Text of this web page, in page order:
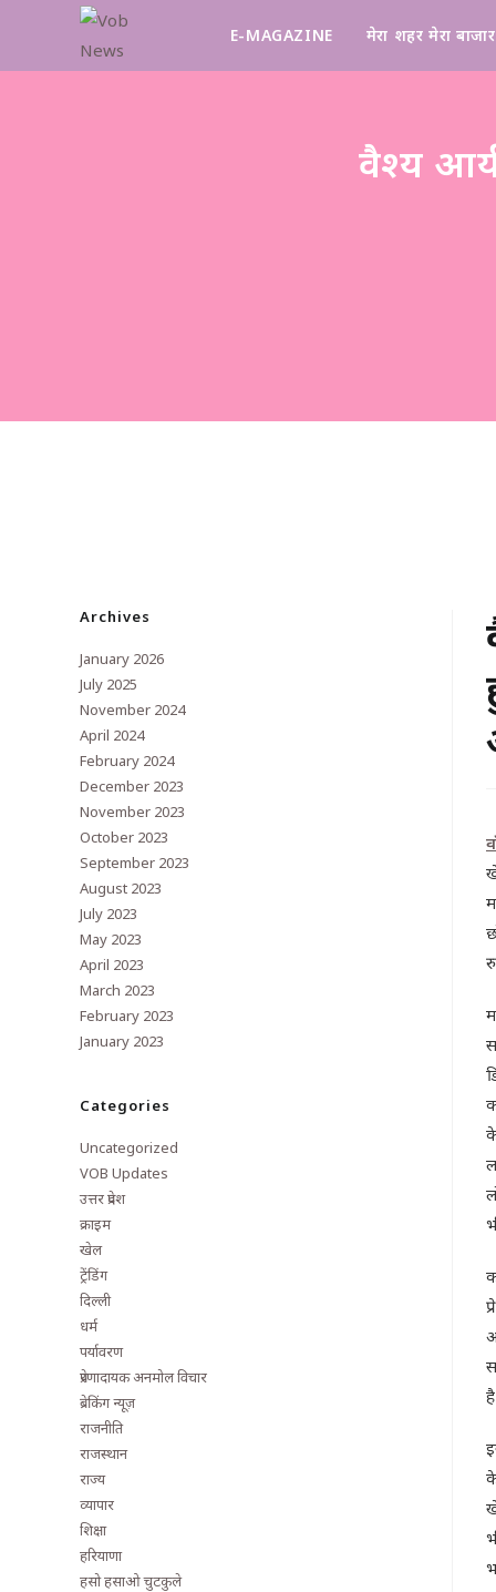
E-MAGAZINE मेरा शहर मेरा बाजार
वैश्य
Archives
January 2026
July 2025
November 2024
April 2024
February 2024
December 2023
November 2023
October 2023
September 2023
August 2023
July 2023
May 2023
April 2023
March 2023
February 2023
January 2023
Categories
Uncategorized
VOB Updates
उत्तर प्रदेश
क्राइम
खेल
ट्रेंडिंग
दिल्ली
धर्म
पर्यावरण
प्रेरणादायक अनमोल विचार
ब्रेकिंग न्यूज़
राजनीति
राजस्थान
राज्य
व्यापार
शिक्षा
हरियाणा
हसो हसाओ चुटकुले